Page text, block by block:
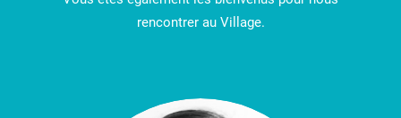
rencontrer au Village.